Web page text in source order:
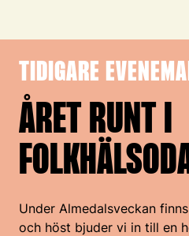
TIDIGARE
ÅRET RUNT I
Under Almedalsveckan
och höst bjuder vi in till en